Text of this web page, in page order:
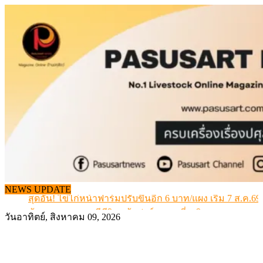
content
NEWS UPDATE
เดินหน้าดัน “ราคากลางโคเนื้อ” แก้ปัญหาราคาโคเนื้อตก
สรุปภาวะ สินค้าเกษตรประจำสัปดาห์ วันที่ 3 – 7 สิงหาคม
เมื่อเกษตรกรถูกมองเป็นผู้ร้ายเบื้องหลังราคาหมูที่สังคมไม่
สุดอั้น! ไข่ไก่หน้าฟาร์มปรับขึ้นอีก 6 บาท/แผง เริ่ม 7 ส.ค.69
ข้อมูลราคา สุกรมีชีวิตหน้าฟาร์ม พระที่ 6 สิงหาคม 2569
วันอาทิตย์, สิงหาคม 09, 2026